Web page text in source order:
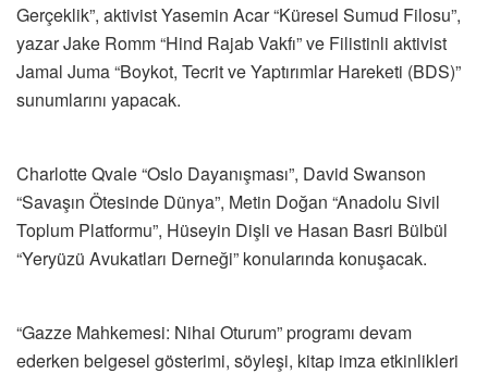
Gerçeklik”, aktivist Yasemin Acar “Küresel Sumud Filosu”,
yazar Jake Romm “Hind Rajab Vakfı” ve Filistinli aktivist
Jamal Juma “Boykot, Tecrit ve Yaptırımlar Hareketi (BDS)”
sunumlarını yapacak.
Charlotte Qvale “Oslo Dayanışması”, David Swanson
“Savaşın Ötesinde Dünya”, Metin Doğan “Anadolu Sivil
Toplum Platformu”, Hüseyin Dişli ve Hasan Basri Bülbül
“Yeryüzü Avukatları Derneği” konularında konuşacak.
“Gazze Mahkemesi: Nihai Oturum” programı devam
ederken belgesel gösterimi, söyleşi, kitap imza etkinlikleri